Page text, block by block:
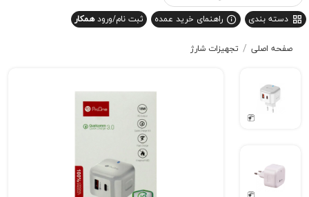
راهنمای خرید عمده ثبت نام/ورودهمکار
/ تجهیزات شارژ